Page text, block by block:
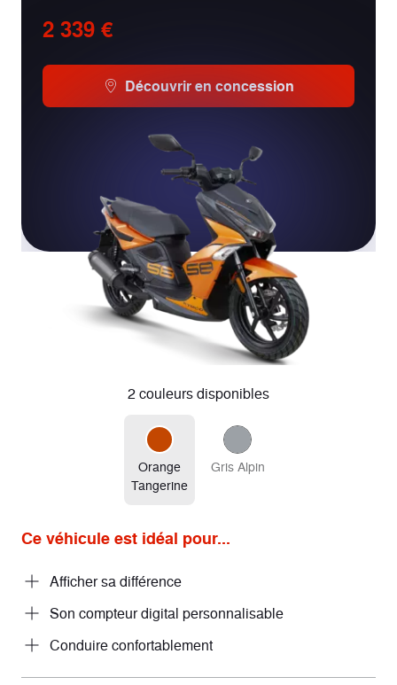
2 339 €
Découvrir en concession
Ce véhicule est idéal pour...
Afficher sa différence
Son compteur digital personnalisable
Conduire confortablement
2 couleurs disponibles
Orange
Tangerine
Gris Alpin